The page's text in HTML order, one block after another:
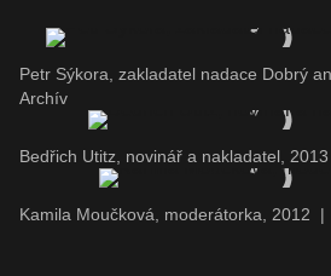
Petr Sýkora, zakladatel nadace Dobrý
Archív
Bedřich Utitz, novinář a nakladatel, 2013
Kamila Moučková, moderátorka, 2012 |